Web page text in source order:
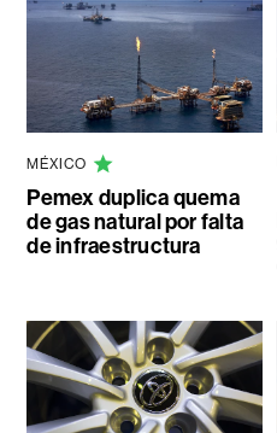
MÉXICO
Pemex duplica quema
de gas natural por falta
de infraestructura